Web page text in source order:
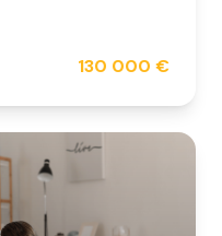
130 000 €